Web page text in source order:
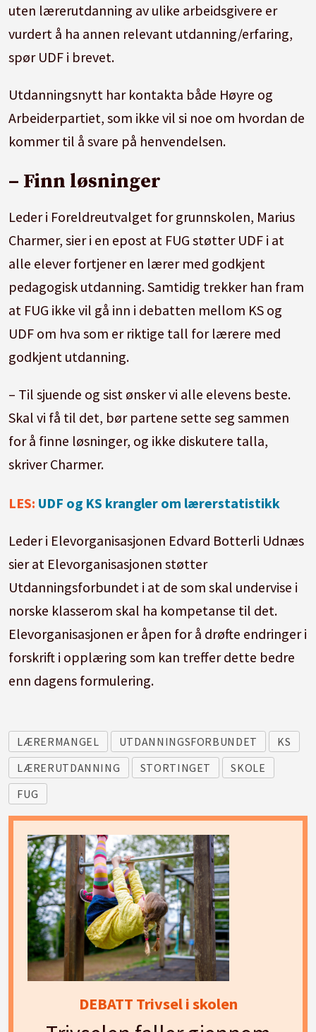
uten lærerutdanning av ulike arbeidsgivere er
vurdert å ha annen relevant utdanning/erfaring,
spør UDF i brevet.
Utdanningsnytt har kontakta både Høyre og
Arbeiderpartiet, som ikke vil si noe om hvordan de
kommer til å svare på henvendelsen.
– Finn løsninger
Leder i Foreldreutvalget for grunnskolen, Marius
Charmer, sier i en epost at FUG støtter UDF i at
alle elever fortjener en lærer med godkjent
pedagogisk utdanning. Samtidig trekker han fram
at FUG ikke vil gå inn i debatten mellom KS og
UDF om hva som er riktige tall for lærere med
godkjent utdanning.
– Til sjuende og sist ønsker vi alle elevens beste.
Skal vi få til det, bør partene sette seg sammen
for å finne løsninger, og ikke diskutere talla,
skriver Charmer.
LES: UDF og KS krangler om lærerstatistikk
Leder i Elevorganisasjonen Edvard Botterli Udnæs
sier at Elevorganisasjonen støtter
Utdanningsforbundet i at de som skal undervise i
norske klasserom skal ha kompetanse til det.
Elevorganisasjonen er åpen for å drøfte endringer i
forskrift i opplæring som kan treffer dette bedre
enn dagens formulering.
LÆRERMANGEL UTDANNINGSFORBUNDET
KS
LÆRERUTDANNING
STORTINGET
SKOLE
FUG
DEBATT Trivsel i skolen